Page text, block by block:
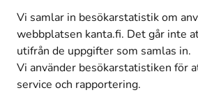
Vi samlar in besökarstatistik om
webbplatsen kanta.fi. Det går inte
utifrån de uppgifter som samlas in.
Vi använder besökarstatistiken för
service och rapportering.
Facebook
Avautuu uuteen
© Kanta-Palvelut, Kansaneläkelaitos
Dataskydd